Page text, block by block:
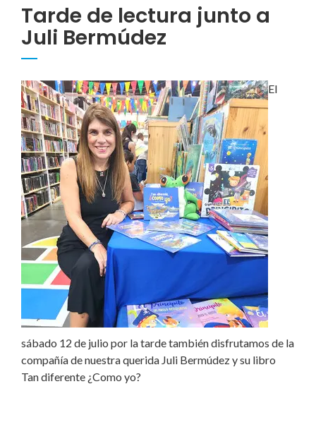
Tarde de lectura junto a
Juli Bermúdez
El
sábado 12 de julio por la tarde también disfrutamos de la
compañía de nuestra querida Juli Bermúdez y su libro
Tan diferente ¿Como yo?